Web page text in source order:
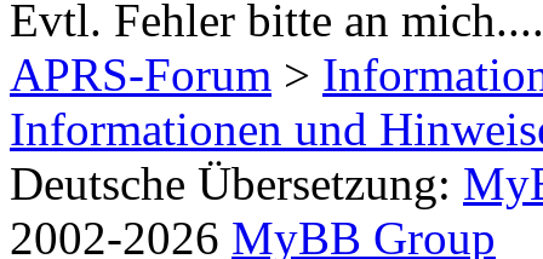
Evtl. Fehler bitte an mich....
APRS-Forum >
Informationen und
Deutsche Übersetzung:
2002-2026 MyBB Group